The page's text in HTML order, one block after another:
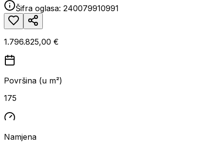
Šifra oglasa: 240079910991
1.796.825,00 €
Površina (u m²)
175
Namjena